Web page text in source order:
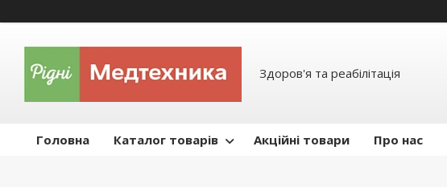
Здоров'я та реабілітація
Головна Каталог товарів Акційні товари Про нас